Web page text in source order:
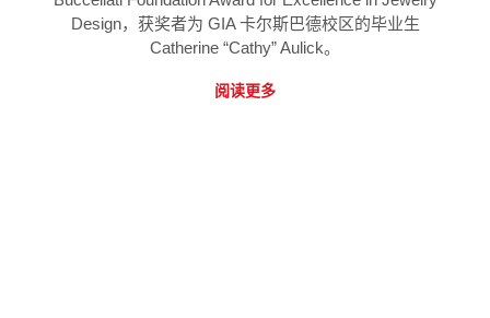
Design，获奖者为 GIA 卡尔斯巴德校区的毕业生
Catherine “Cathy” Aulick。
阅读更多